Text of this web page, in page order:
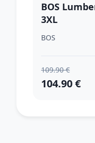
BOS
3XL
BOS
109.90 €
104.90 €